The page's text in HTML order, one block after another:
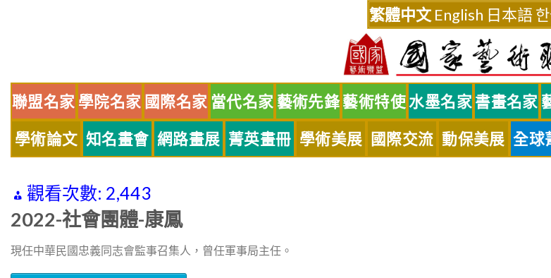
繁體中文 English 日本語
聯盟名家 學院名家 國際名家 當代名家 藝術先鋒藝術特使水墨名家 書畫名家
學術論文 知名畫會 網路畫展 菁英畫冊 學術美展 國際交流 動保美展 全球
觀看次數: 2,443
2022-社會團體-康鳳
現任中華民國忠義同志會監事召集人，曾任軍事局主任。